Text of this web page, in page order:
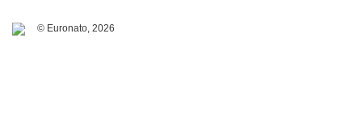
© Euronato, 2026